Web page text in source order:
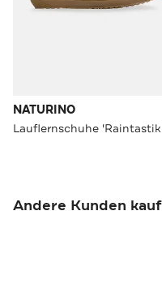
NATURINO
Andere Kunden